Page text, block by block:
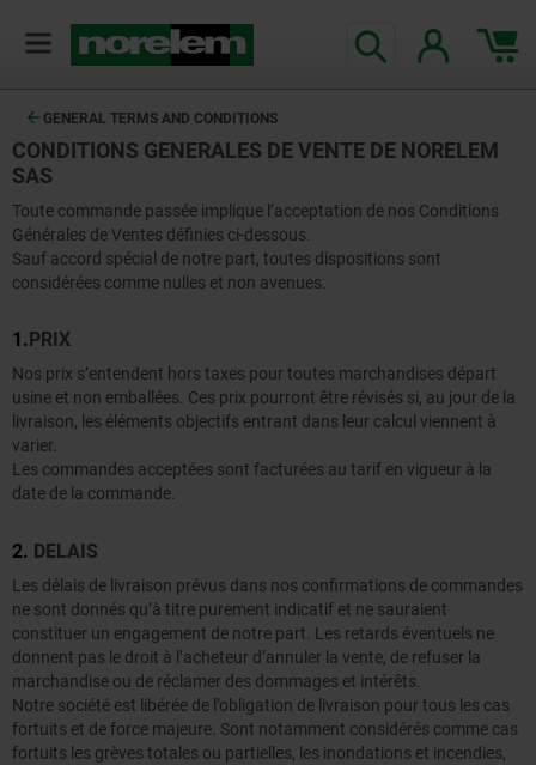
GENERAL TERMS AND CONDITIONS
CONDITIONS GENERALES DE VENTE DE NORELEM
SAS
Toute commande passée implique l’acceptation de nos Conditions
Générales de Ventes définies ci-dessous.
Sauf accord spécial de notre part, toutes dispositions sont
considérées comme nulles et non avenues.
1. PRIX
Nos prix s’entendent hors taxes pour toutes marchandises départ
usine et non emballées. Ces prix pourront être révisés si, au jour de la
livraison, les éléments objectifs entrant dans leur calcul viennent à
varier.
Les commandes acceptées sont facturées au tarif en vigueur à la
date de la commande.
2. DELAIS
Les délais de livraison prévus dans nos confirmations de commandes
ne sont donnés qu’à titre purement indicatif et ne sauraient
constituer un engagement de notre part. Les retards éventuels ne
donnent pas le droit à l’acheteur d’annuler la vente, de refuser la
marchandise ou de réclamer des dommages et intérêts.
Notre société est libérée de l’obligation de livraison pour tous les cas
fortuits et de force majeure. Sont notamment considérés comme cas
fortuits les grèves totales ou partielles, les inondations et incendies,